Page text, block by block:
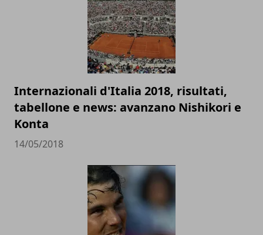
Internazionali d'Italia 2018, risultati,
tabellone e news: avanzano Nishikori e
Konta
14/05/2018